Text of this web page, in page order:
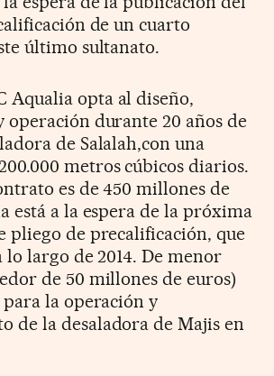
de un cuarto
último sultanato.
Aqualia opta al diseño,
operación durante 20 años de
de Salalah,con una
metros cúbicos diarios.
es de 450 millones de
está a la espera de la próxima
pliego de precalificación, que
largo de 2014. De menor
de 50 millones de euros)
la operación y
de la desaladora de Majis en